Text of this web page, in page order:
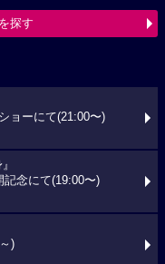
探す
ョーにて(21:00〜)
念にて(19:00〜)
)